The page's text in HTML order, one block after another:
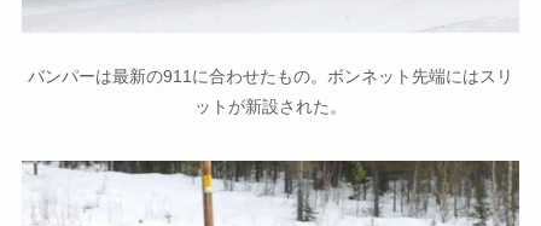
バンパーは最新の911に合わせたもの。ボンネット先端にはスリ
ットが新設された。